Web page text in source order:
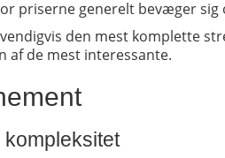
priserne generelt bevæger sig
den mest komplette
af de mest interessante.